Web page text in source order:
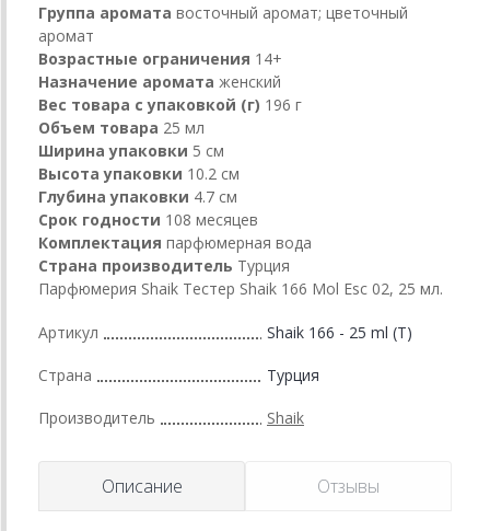
Группа аромата восточный аромат; цветочный
аромат
Возрастные ограничения 14+
Назначение аромата женский
Вес товара с упаковкой (г) 196 г
Объем товара 25 мл
Ширина упаковки 5 см
Высота упаковки 10.2 см
Глубина упаковки 4.7 см
Срок годности 108 месяцев
Комплектация парфюмерная вода
Страна производитель Турция
Парфюмерия Shaik Тестер Shaik 166 Mol Esc 02, 25 мл.
Артикул Shaik 166 - 25 ml (T)
Страна Турция
Производитель Shaik
Описание Отзывы